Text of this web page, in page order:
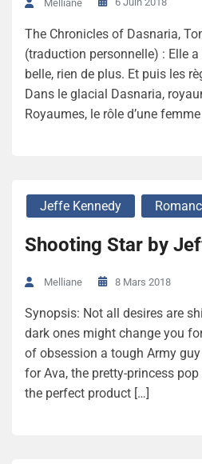
Melliane
The Chronicles of Dasnaria,
(traduction personnelle) : Elle a
belle, rien de plus. Et puis les
Dans le glacial Dasnaria,
Royaumes, le rôle d’une
Jeffe Kennedy
Shooting Star by
Melliane 8 Mars 2018
Synopsis: Not all desires are
dark ones might change you
of obsession a tough Army
for Ava, the pretty-princess
the perfect product […]